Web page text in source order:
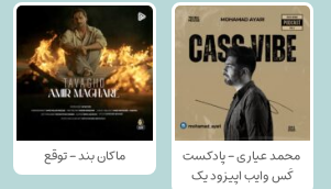
محمد عیاری - پادکست
کَس وایب اپیزود یک
ماکان بند - توقع